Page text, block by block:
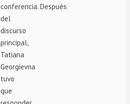
conferencia. Después
del
discurso
principal,
Tatiana
Georgievna
tuvo
que